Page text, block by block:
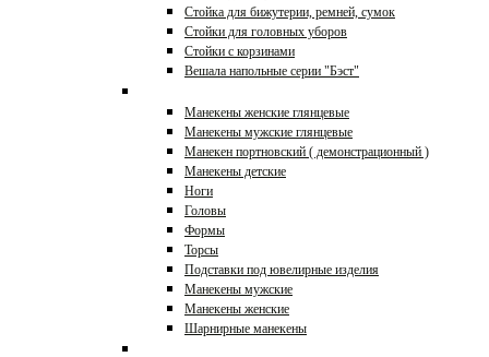
Стойка для бижутерии, ремней, сумок
Стойки для головных уборов
Стойки с корзинами
Вешала напольные серии "Бэст"
Манекены женские глянцевые
Манекены мужские глянцевые
Манекен портновский ( демонстрационный )
Манекены детские
Ноги
Головы
Формы
Торсы
Подставки под ювелирные изделия
Манекены мужские
Манекены женские
Шарнирные манекены